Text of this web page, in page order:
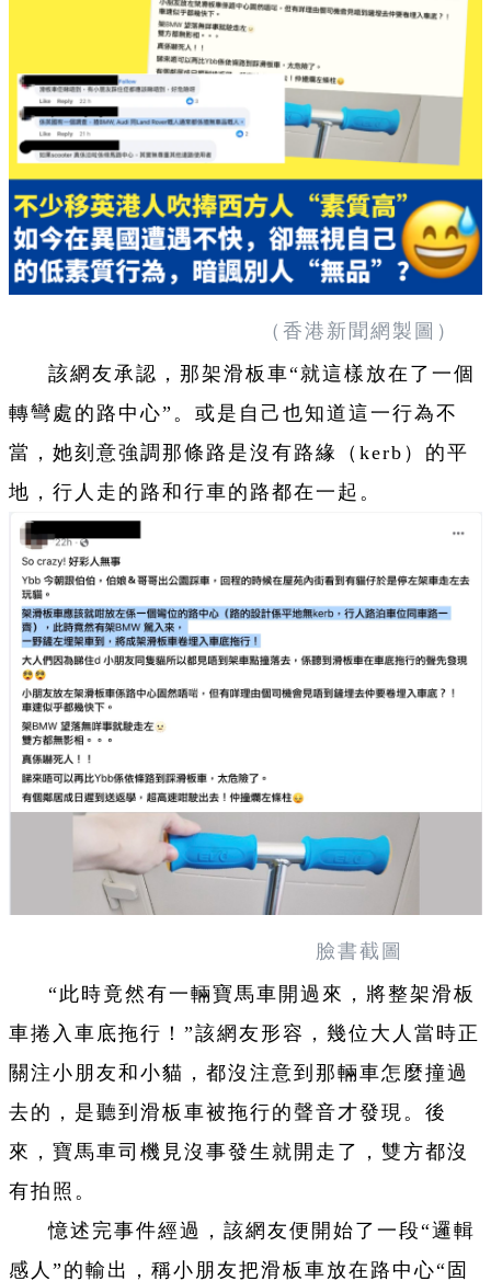
（香港新聞網製圖）
該網友承認，那架滑板車“就這樣放在了一個
轉彎處的路中心”。或是自己也知道這一行為不
當，她刻意強調那條路是沒有路緣（kerb）的平
地，行人走的路和行車的路都在一起。
臉書截圖
“此時竟然有一輛寶馬車開過來，將整架滑板
車捲入車底拖行！”該網友形容，幾位大人當時正
關注小朋友和小貓，都沒注意到那輛車怎麼撞過
去的，是聽到滑板車被拖行的聲音才發現。後
來，寶馬車司機見沒事發生就開走了，雙方都沒
有拍照。
憶述完事件經過，該網友便開始了一段“邏輯
感人”的輸出，稱小朋友把滑板車放在路中心“固